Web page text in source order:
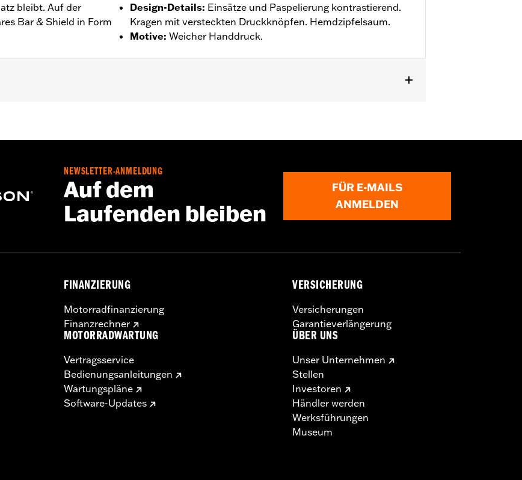
bleibt. Auf der
Bar & Shield in Form
Design-Details: Einsätze und Paspelierung kontrastierend.
Kragen mit versteckten Druckknöpfen. Hemdzipfelsaum.
Motive: Weicher Handdruck.
– Aufwww.h-d.com/warrantyfindet man alle Details dazu
NEWSLETTER-ANMELDUNG
Auf dem
Laufenden bleiben
FÜR E-MAILS
ANMELDEN
FINANZIERUNG
Motorradfinanzierung
Finanzrechner
MOTORRADWARTUNG
Vertragsservice
Bedienungsanleitungen
Wartungspläne
Software-Updates
VERSICHERUNG
Versicherungen
Garantieverlängerung
ÜBER UNS
Unser Unternehmen
Stellen
Investoren
Händler werden
Werksführungen
Museum